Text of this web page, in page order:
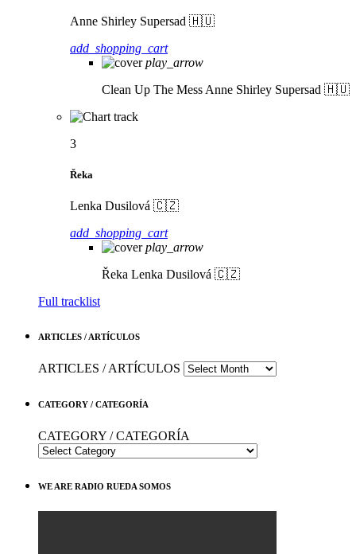
Anne Shirley Supersad 🇭🇺
add_shopping_cart
play_arrow
Clean Up The Mess Anne Shirley Supersad 🇭🇺
3
Řeka
Lenka Dusilová 🇨🇿
add_shopping_cart
play_arrow
Řeka Lenka Dusilová 🇨🇿
Full tracklist
ARTICLES / ARTÍCULOS
ARTICLES / ARTÍCULOS
CATEGORY / CATEGORÍA
CATEGORY / CATEGORÍA
WE ARE RADIO RUEDA SOMOS